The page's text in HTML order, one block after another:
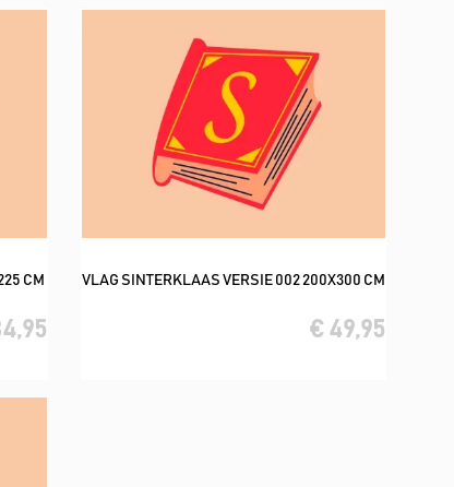
CM In winkelwagen
VLAG SINTERKLAAS VERSIE 002 200X300 CM
€ 49,95